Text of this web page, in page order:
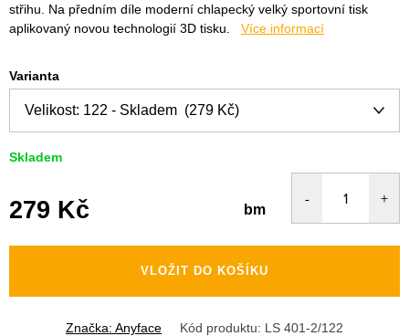
střihu. Na předním díle moderní chlapecký velký sportovní tisk
aplikovaný novou technologií 3D tisku.
Více informací
Varianta
Skladem
279 Kč
cena:
bm
VLOŽIT DO KOŠÍKU
Značka: Anyface Kód produktu: LS 401-2/122